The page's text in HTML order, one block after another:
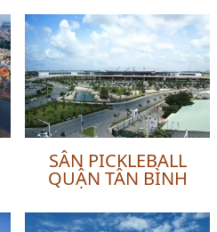
SÂN PICKLEBALL
QUẬN TÂN BÌNH